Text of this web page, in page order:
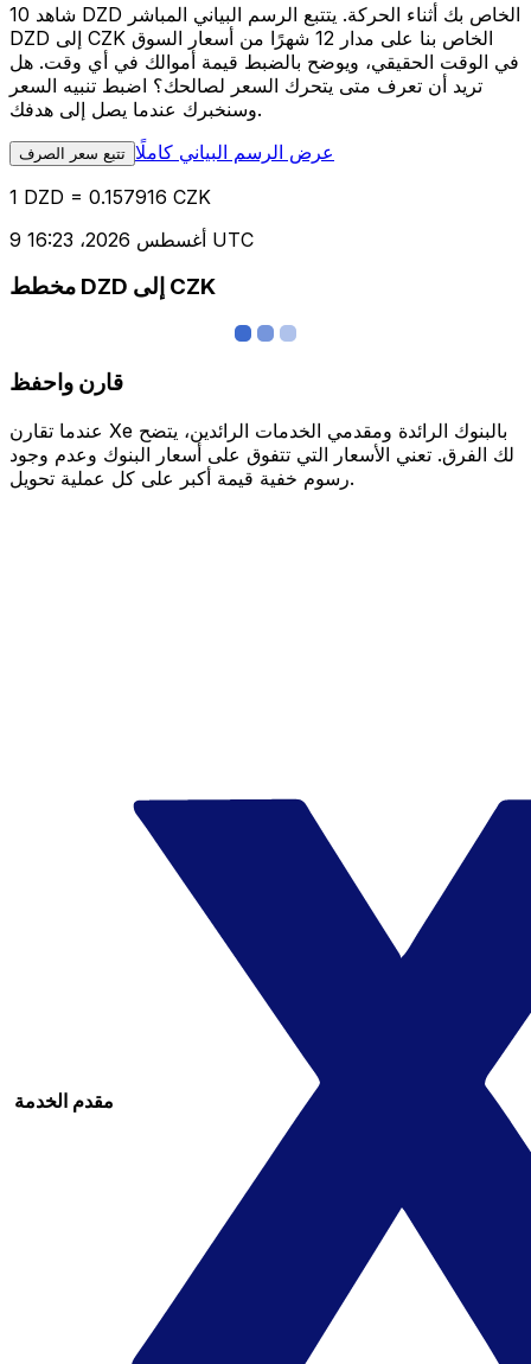
شاهد 10 DZD الخاص بك أثناء الحركة. يتتبع الرسم البياني المباشر
DZD إلى CZK الخاص بنا على مدار 12 شهرًا من أسعار السوق
في الوقت الحقيقي، ويوضح بالضبط قيمة أموالك في أي وقت. هل
تريد أن تعرف متى يتحرك السعر لصالحك؟ اضبط تنبيه السعر
وسنخبرك عندما يصل إلى هدفك.
تتبع سعر الصرف عرض الرسم البياني كاملًا
1 DZD = 0.157916 CZK
9 أغسطس 2026، 16:23 UTC
مخطط DZD إلى CZK
قارن واحفظ
عندما تقارن Xe بالبنوك الرائدة ومقدمي الخدمات الرائدين، يتضح
لك الفرق. تعني الأسعار التي تتفوق على أسعار البنوك وعدم وجود
رسوم خفية قيمة أكبر على كل عملية تحويل.
مقدم الخدمة